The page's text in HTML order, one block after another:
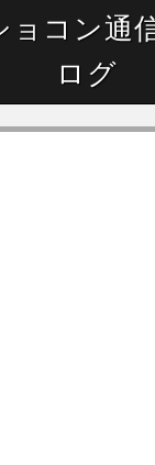
ョコン通
ログ